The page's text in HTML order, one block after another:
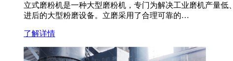
立式磨粉机是一种大型磨粉机，专门为解决工业磨机产量
进后的大型粉磨设备。立磨采用了合理可靠的…
了解详情